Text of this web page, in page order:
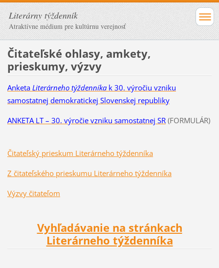
Literárny týždenník
Atraktívne médium pre kultúrnu verejnosť
Čitateľské ohlasy, amkety,
prieskumy, výzvy
Anketa Literárneho týždenníka k 30. výročiu vzniku
samostatnej demokratickej Slovenskej republiky
ANKETA LT – 30. výročie vzniku samostatnej SR(FORMULÁR)
Čitateľský prieskum Literárneho týždenníka
Z čitateľského prieskumu Literárneho týždenníka
Výzvy čitateľom
Vyhľadávanie na stránkach
Literárneho týždenníka